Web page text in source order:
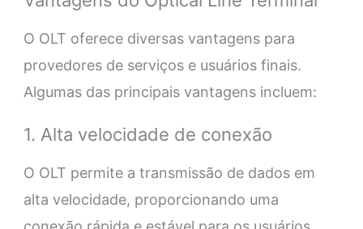
O OLT oferece diversas vantagens para
provedores de serviços e usuários finais.
Algumas das principais vantagens incluem:
1. Alta velocidade de conexão
O OLT permite a transmissão de dados em
alta velocidade, proporcionando uma